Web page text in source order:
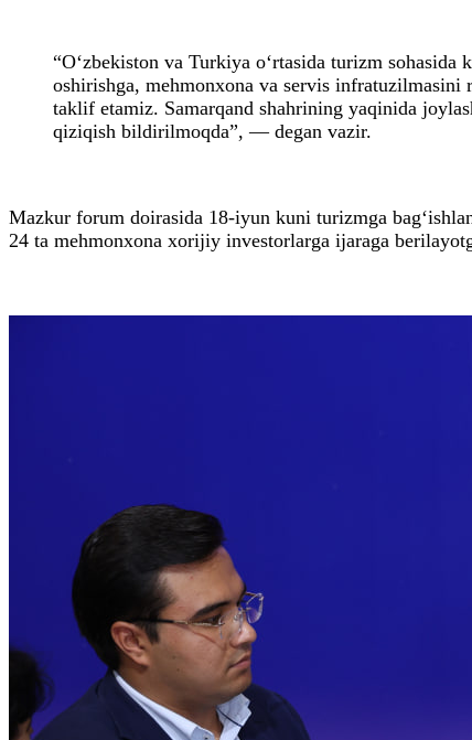
“O‘zbekiston va Turkiya o‘rtasida turizm
oshirishga, mehmonxona va servis
taklif etamiz. Samarqand shahrining yaqinida
qiziqish bildirilmoqda”, — degan vazir.
Mazkur forum doirasida 18-iyun kuni turizmga
24 ta mehmonxona xorijiy investorlarga ijaraga